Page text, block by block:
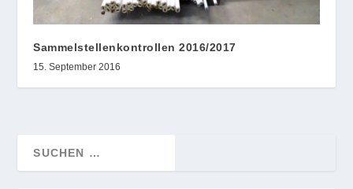
Sammelstellenkontrollen 2016/2017
15. September 2016